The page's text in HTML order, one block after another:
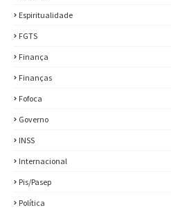
Espiritualidade
FGTS
Finança
Finanças
Fofoca
Governo
INSS
Internacional
Pis/Pasep
Política